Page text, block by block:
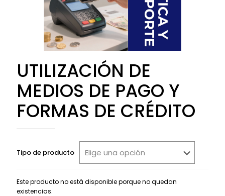
UTILIZACIÓN DE
MEDIOS DE PAGO Y
FORMAS DE CRÉDITO
Tipo de producto
Este producto no está disponible porque no quedan
existencias.